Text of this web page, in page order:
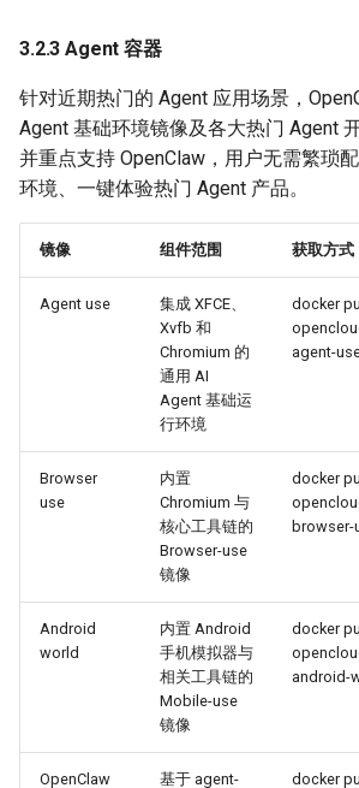
3.2.3 Agent 容器
针对近期热门的 Agent 应用场景，
Agent 基础环境镜像及各大热门 Agent
并重点支持 OpenClaw，用户无需繁琐
环境、一键体验热门 Agent 产品。
镜像 组件范围 获取方式
Agent use
集成 XFCE、
Xvfb 和
Chromium 的
通用 AI
Agent 基础运
行环境
docker pull
agent-
Browser
use
内置
Chromium 与
核心工具链的
Browser-use
镜像
docker pull
browser-
Android
world
内置 Android
手机模拟器与
相关工具链的
Mobile-use
镜像
docker pull
android-
OpenClaw 基于 agent- docker pull